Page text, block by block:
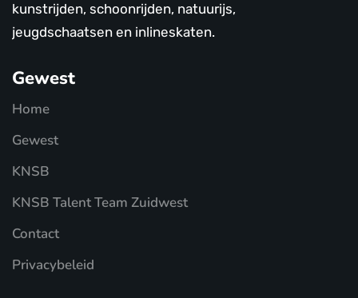
kunstrijden, schoonrijden, natuurijs,
jeugdschaatsen en inlineskaten.
Gewest
Home
Gewest
KNSB
KNSB Talent Team Zuidwest
Contact
Privacybeleid